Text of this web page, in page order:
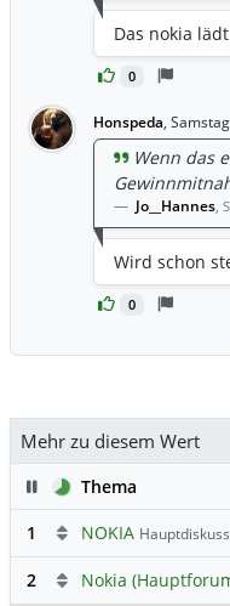
0
Das nokia
Honspeda,
0
Wenn das
Jo__Hannes,
Wird schon
Mehr zu diesem Wert
PauseThema
1
NOKIA
2 Nokia